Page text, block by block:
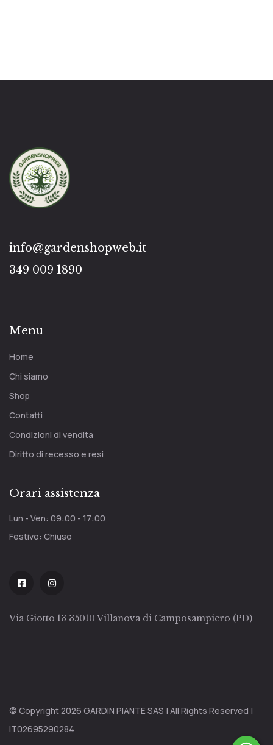
info@gardenshopweb.it
349 009 1890
Menu
Home
Chi siamo
Shop
Contatti
Condizioni di vendita
Diritto di recesso e resi
Orari assistenza
Lun - Ven: 09:00 - 17:00
Festivo: Chiuso
Via Giotto 13 35010 Villanova di Camposampiero (PD)
© Copyright 2026 GARDIN PIANTE SAS | All Rights Reserved |
IT02695290284